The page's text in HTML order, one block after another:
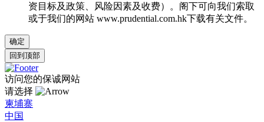
资目标及政策、风险因素及收费）。阁下可向我们索取
或于我们的网站 www.prudential.com.hk下载有关文件。
确定
回到顶部
访问您的保诚网站
请选择
柬埔寨
中国